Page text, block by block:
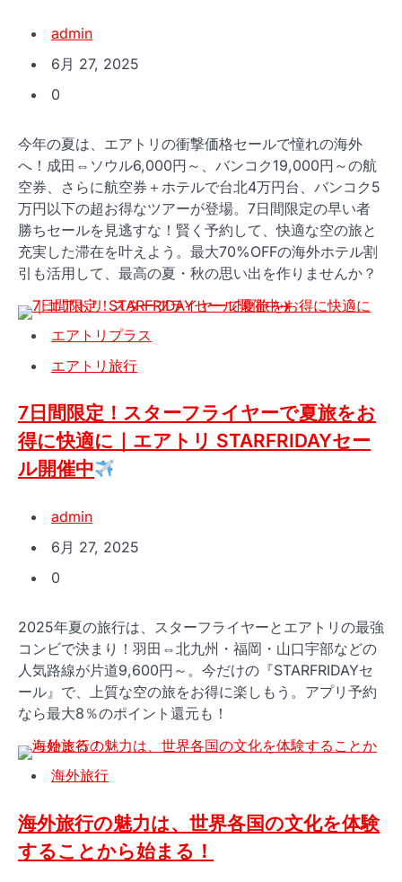
admin
6月 27, 2025
0
今年の夏は、エアトリの衝撃価格セールで憧れの海外
へ！成田⇔ソウル6,000円～、バンコク19,000円～の航
空券、さらに航空券＋ホテルで台北4万円台、バンコク5
万円以下の超お得なツアーが登場。7日間限定の早い者
勝ちセールを見逃すな！賢く予約して、快適な空の旅と
充実した滞在を叶えよう。最大70%OFFの海外ホテル割
引も活用して、最高の夏・秋の思い出を作りませんか？
エアトリプラス
エアトリ旅行
7日間限定！スターフライヤーで夏旅をお
得に快適に｜エアトリ STARFRIDAYセー
ル開催中
admin
6月 27, 2025
0
2025年夏の旅行は、スターフライヤーとエアトリの最強
コンビで決まり！羽田⇔北九州・福岡・山口宇部などの
人気路線が片道9,600円～。今だけの『STARFRIDAYセ
ール』で、上質な空の旅をお得に楽しもう。アプリ予約
なら最大8％のポイント還元も！
海外旅行
海外旅行の魅力は、世界各国の文化を体験
することから始まる！